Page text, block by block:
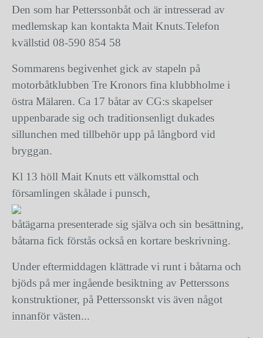
Den som har Petterssonbåt och är intresserad av
medlemskap kan kontakta Mait Knuts.Telefon
kvällstid 08-590 854 58
Sommarens begivenhet gick av stapeln på
motorbåtklubben Tre Kronors fina klubbholme i
östra Mälaren. Ca 17 båtar av CG:s skapelser
uppenbarade sig och traditionsenligt dukades
sillunchen med tillbehör upp på långbord vid
bryggan.
Kl 13 höll Mait Knuts ett välkomsttal och
församlingen skålade i punsch,
båtägarna presenterade sig själva och sin besättning,
båtarna fick förstås också en kortare beskrivning.
Under eftermiddagen klättrade vi runt i båtarna och
bjöds på mer ingående besiktning av Petterssons
konstruktioner, på Petterssonskt vis även något
innanför västen...